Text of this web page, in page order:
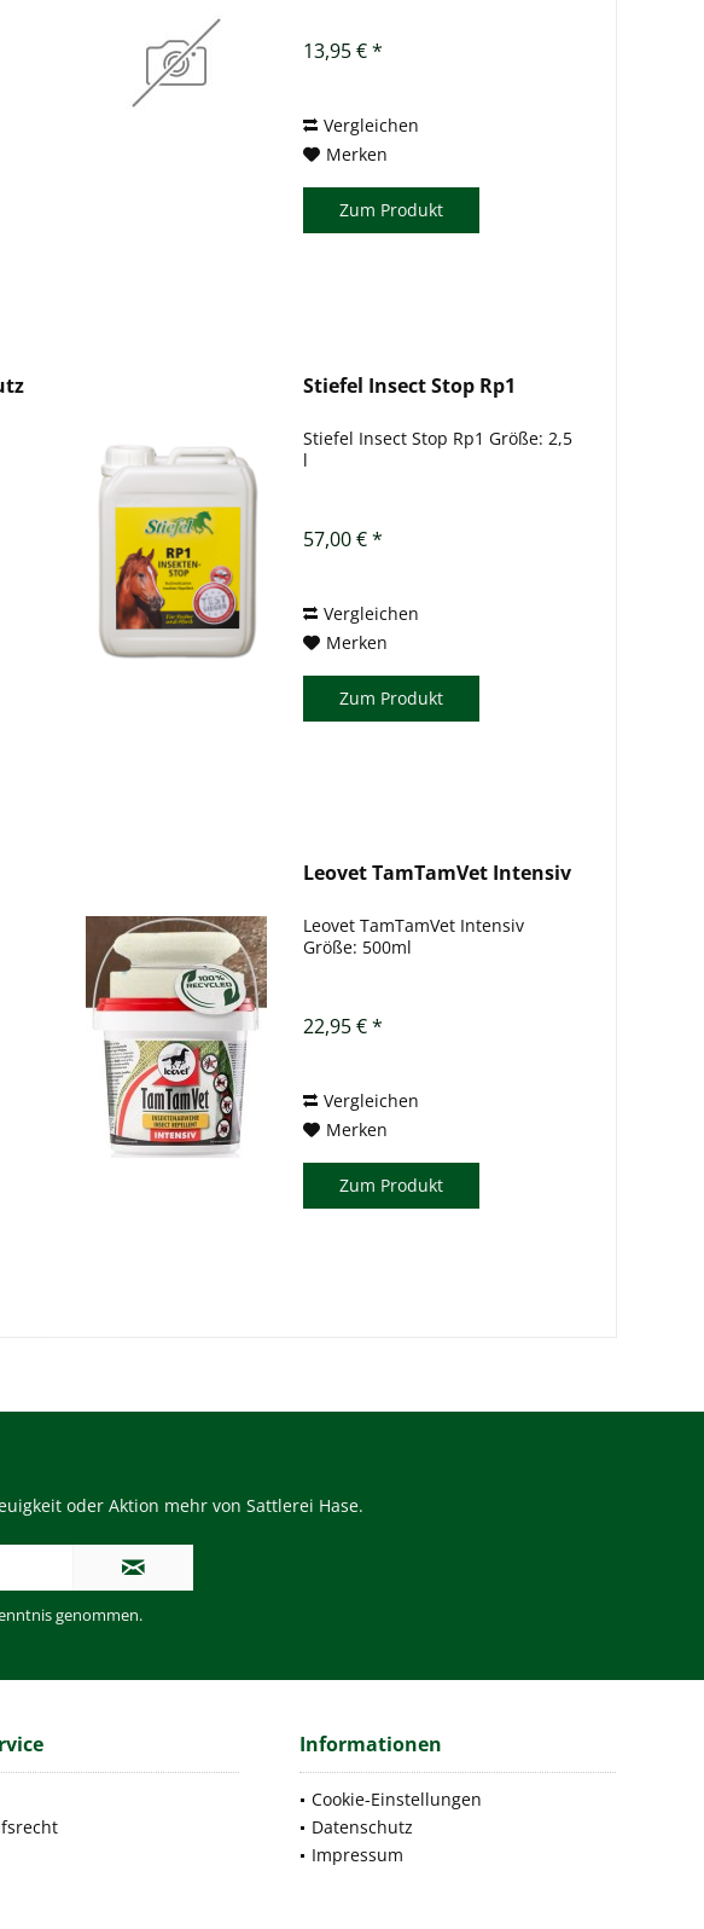
13,95 € *
Vergleichen
Merken
Zum Produkt
Stiefel Insect Stop Rp1
Stiefel Insect Stop Rp1 Größe: 2,5
l
57,00 € *
Vergleichen
Merken
Zum Produkt
Leovet TamTamVet Intensiv
Leovet TamTamVet Intensiv
Größe: 500ml
22,95 € *
Vergleichen
Merken
Zum Produkt
oder Aktion mehr von Sattlerei Hase.
genommen.
Informationen
Cookie-Einstellungen
Datenschutz
Impressum